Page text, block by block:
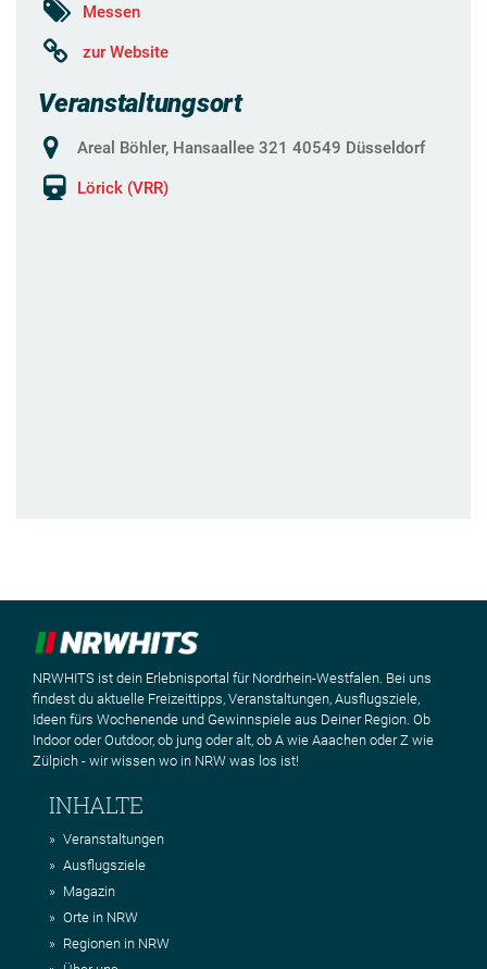
Messen
zur Website
Veranstaltungsort
Areal Böhler, Hansaallee 321 40549 Düsseldorf
Lörick (VRR)
NRWHITS ist dein Erlebnisportal für Nordrhein-Westfalen. Bei uns
findest du aktuelle Freizeittipps, Veranstaltungen, Ausflugsziele,
Ideen fürs Wochenende und Gewinnspiele aus Deiner Region. Ob
Indoor oder Outdoor, ob jung oder alt, ob A wie Aaachen oder Z wie
Zülpich - wir wissen wo in NRW was los ist!
INHALTE
Veranstaltungen
Ausflugsziele
Magazin
Orte in NRW
Regionen in NRW